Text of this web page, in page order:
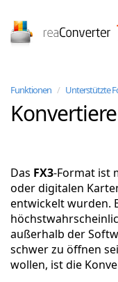
Funktionen / Unterstützte
Das FX3-Format ist
oder digitalen
entwickelt wurden.
außerhalb der
schwer zu öffnen
wollen, ist die